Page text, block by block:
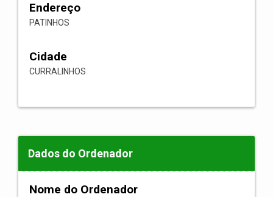
Endereço
PATINHOS
Cidade
CURRALINHOS
Dados do Ordenador
Nome do Ordenador